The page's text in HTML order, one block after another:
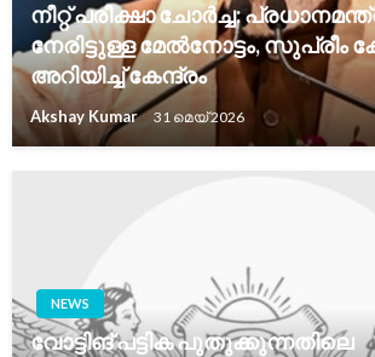
നീറ്റ് പരീക്ഷാ ചോർച്ച:
നേരിട്ടുള്ള മേൽനോട്ടം, സുപ്രീം
അറിയിച്ച് കേന്ദ്രം
Akshay Kumar 31 മെയ്‌ 2026
NEWS
വോട്ടിങ് പട്ടിക പുതുക്കുന്നതിലെ